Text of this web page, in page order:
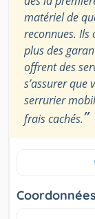
matériel de
reconnues.
plus des
offrent des
s’assurer que
serrurier
frais cachés.”